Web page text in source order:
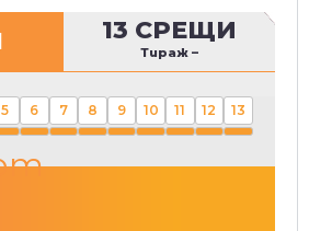
13 СРЕЩИ
Тираж –
5 6 7 8 9 10 11 12 13